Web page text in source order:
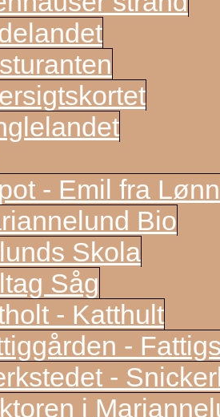
- Emil fra
Bio
Skola
Såg
- Katthult
-
-
i